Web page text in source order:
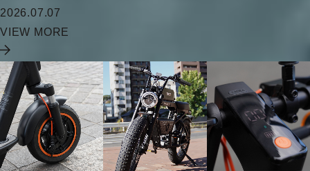
2026.07.07
VIEW MORE